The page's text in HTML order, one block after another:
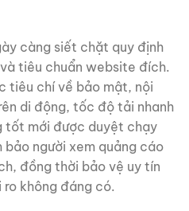
càng siết chặt quy định
tiêu chuẩn website đích.
tiêu chí về bảo mật, nội
di động, tốc độ tải nhanh
tốt mới được duyệt chạy
người xem quảng cáo
đồng thời bảo vệ uy tín
ro không đáng có.